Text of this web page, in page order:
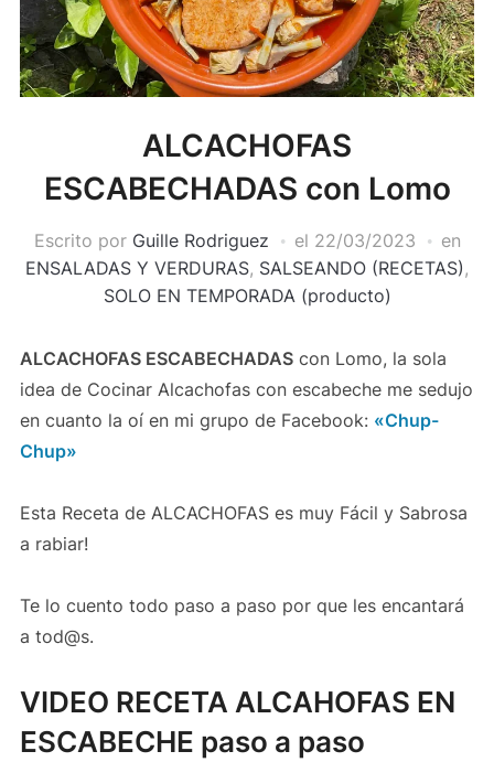
ALCACHOFAS
ESCABECHADAS con Lomo
Escrito por Guille Rodriguez el 22/03/2023
en
ENSALADAS Y VERDURAS, SALSEANDO (RECETAS) ,
SOLO EN TEMPORADA (producto)
ALCACHOFAS ESCABECHADAScon Lomo, la sola
idea de Cocinar Alcachofas con escabeche me sedujo
en cuanto la oí en mi grupo de Facebook: «Chup-
Chup»
Esta Receta de ALCACHOFAS es muy Fácil y Sabrosa
a rabiar!
Te lo cuento todo paso a paso por que les encantará
a tod@s.
VIDEO RECETA ALCAHOFAS EN
ESCABECHE paso a paso